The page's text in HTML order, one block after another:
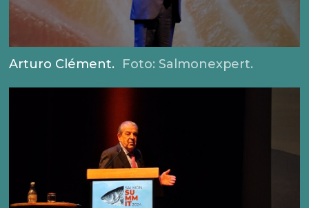
Arturo Clément. Foto: Salmonexpert.